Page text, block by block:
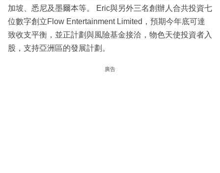
加坡、悉尼及墨爾本等。 Eric與另外三名創辦人合共投資七
位數字創立Flow Entertainment Limited，預期今年底可達
致收支平衡，並正計劃與風險基金接洽，物色天使投資者入
股，支持亞洲區的發展計劃。
廣告